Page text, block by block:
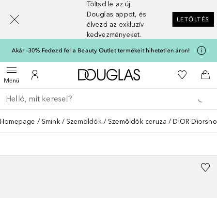
Töltsd le az új
Douglas appot, és
élvezd az exkluzív
kedvezményeket.
LETÖLTÉS
Akár -30% Fedezd fel a Beauty Outlet termékeit hihetetlen áron!
MenüMenü megnyitása
A fiókomhoz
A Douglas Főoldalra
A
Menj vissza
Keresés végrehajtása
Homepage Smink Szemöldök Szemöldök ceruza DIOR
[navigation.slideout.screenreader]